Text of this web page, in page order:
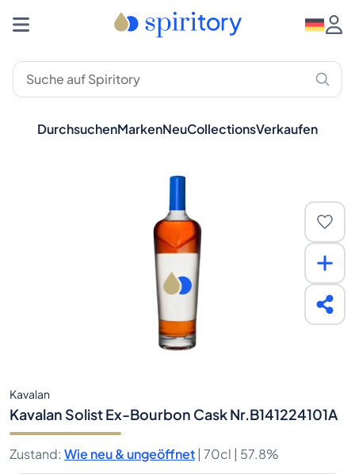
DurchsuchenMarkenNeuCollectionsVerkaufen
Kavalan
Kavalan Solist Ex-Bourbon Cask Nr.B141224101A
Zustand: Wie neu & ungeöffnet | 70cl | 57.8%